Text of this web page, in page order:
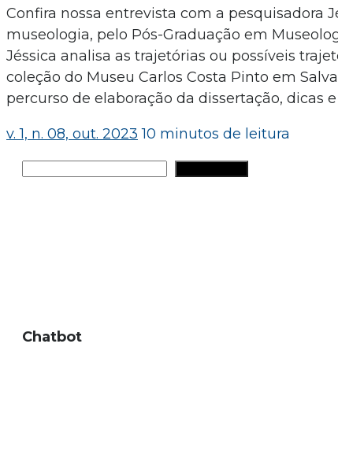
Confira nossa entrevista com a pesquisadora
museologia, pelo Pós-Graduação em
Jéssica analisa as trajetórias ou possíveis
coleção do Museu Carlos Costa Pinto em
percurso de elaboração da dissertação, dicas
v. 1, n. 08, out. 2023 10 minutos de leitura
Pesquisar
Chatbot